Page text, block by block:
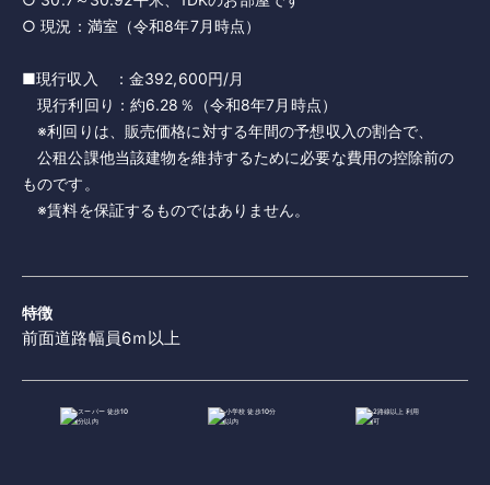
○ 現況：満室（令和8年7月時点）
■現行収入 ：金392,600円/月
現行利回り：約6.28％（令和8年7月時点）
※利回りは、販売価格に対する年間の予想収入の割合で、
公租公課他当該建物を維持するために必要な費用の控除前の
ものです。
※賃料を保証するものではありません。
特徴
前面道路幅員6ｍ以上